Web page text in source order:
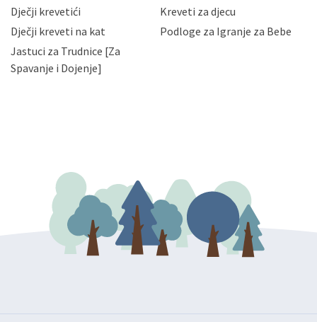
da možete u svako doba, u potpunosti ili djelomice,
zatražiti prestanak aktivnosti obrade Vaših osobnih
podataka. Opoziv privole možete podnijeti poštom na
gore navedenu adresu ili e-mailom na adresu:
Dječji krevetići
Kreveti za djecu
Dječji kreveti na kat
Podloge za Igranje za Bebe
Jastuci za Trudnice [Za
Spavanje i Dojenje]